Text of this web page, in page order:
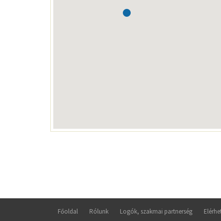
Főoldal Rólunk Logók, szakmai partnerség